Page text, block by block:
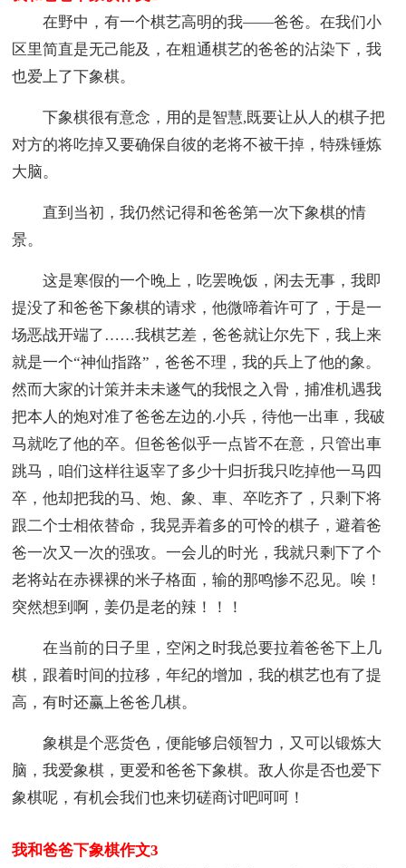
在野中，有一个棋艺高明的我——爸爸。在我们小
区里简直是无己能及，在粗通棋艺的爸爸的沾染下，我
也爱上了下象棋。
下象棋很有意念，用的是智慧,既要让从人的棋子把
对方的将吃掉又要确保自彼的老将不被干掉，特殊锤炼
大脑。
直到当初，我仍然记得和爸爸第一次下象棋的情
景。
这是寒假的一个晚上，吃罢晚饭，闲去无事，我即
提没了和爸爸下象棋的请求，他微啼着许可了，于是一
场恶战开端了……我棋艺差，爸爸就让尔先下，我上来
就是一个“神仙指路”，爸爸不理，我的兵上了他的象。
然而大家的计策并未未遂气的我恨之入骨，捕准机遇我
把本人的炮对准了爸爸左边的.小兵，待他一出車，我破
马就吃了他的卒。但爸爸似乎一点皆不在意，只管出車
跳马，咱们这样往返宰了多少十归折我只吃掉他一马四
卒，他却把我的马、炮、象、車、卒吃齐了，只剩下将
跟二个士相依替命，我晃弄着多的可怜的棋子，避着爸
爸一次又一次的强攻。一会儿的时光，我就只剩下了个
老将站在赤裸裸的米子格面，输的那鸣惨不忍见。唉！
突然想到啊，姜仍是老的辣！！！
在当前的日子里，空闲之时我总要拉着爸爸下上几
棋，跟着时间的拉移，年纪的增加，我的棋艺也有了提
高，有时还赢上爸爸几棋。
象棋是个恶货色，便能够启领智力，又可以锻炼大
脑，我爱象棋，更爱和爸爸下象棋。敌人你是否也爱下
象棋呢，有机会我们也来切磋商讨吧呵呵！
我和爸爸下象棋作文3